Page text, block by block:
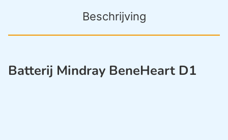
Beschrijving
Batterij Mindray BeneHeart D1